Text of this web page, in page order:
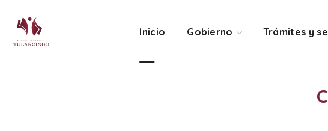
Inicio Gobierno Trámites y